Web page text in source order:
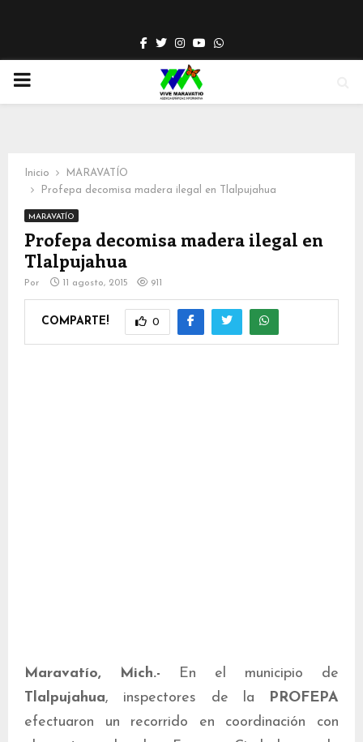
Facebook
TwitterInstagram
YoutubeWhatsapp
PRIMARY
Inicio
MARAVATÍO
Profepa decomisa madera ilegal en Tlalpujahua
MARAVATÍO
Profepa decomisa madera ilegal en
Tlalpujahua
Por 11 agosto, 2015 911
COMPARTE! 0
Maravatío, Mich.- En el municipio de
Tlalpujahua, inspectores de la
PROFEPA
efectuaron un recorrido en coordinación con